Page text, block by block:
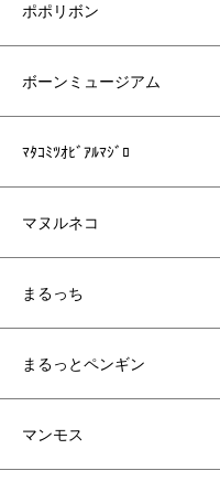
ポポリボン
ボーンミュージアム
ﾏﾀｺﾐﾂｵﾋﾞｱﾙﾏｼﾞﾛ
マヌルネコ
まるっち
まるっとペンギン
マンモス